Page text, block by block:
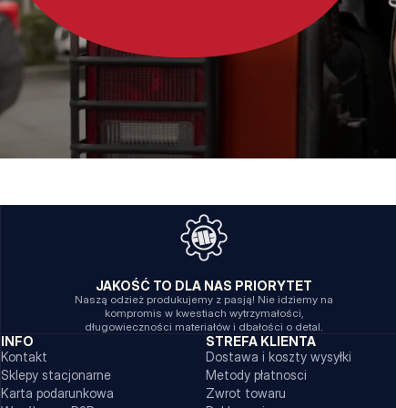
JAKOŚĆ TO DLA NAS PRIORYTET
Naszą odzież produkujemy z pasją! Nie idziemy na
kompromis w kwestiach wytrzymałości,
długowieczności materiałów i dbałości o detal.
INFO
Kontakt
Sklepy stacjonarne
Karta podarunkowa
STREFA KLIENTA
Dostawa i koszty wysyłki
Metody płatnosci
Zwrot towaru